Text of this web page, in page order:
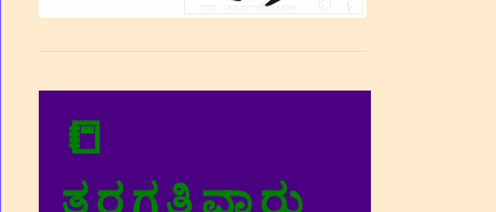
📒
ತರಗತಿವಾರು